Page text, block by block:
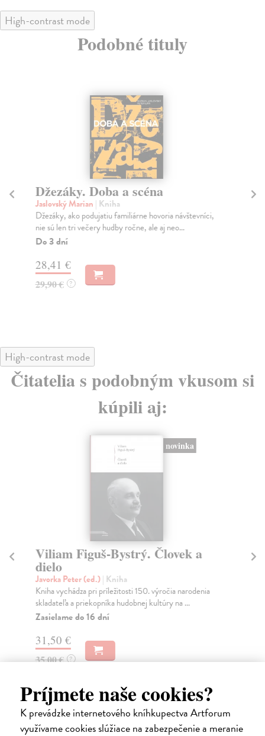
Príjmete naše cookies?
K prevádzke internetového kníhkupectva Artforum
využívame cookies slúžiace na zabezpečenie a meranie
High-contrast mode
Podobné tituly
Džezáky. Doba a scéna
Jaslovský Marian | Kniha
Džezáky, ako podujatiu familiárne hovoria návštevníci,
nie sú len tri večery hudby ročne, ale aj neo...
Do 3 dní
28,41 €
29,90 € ?
High-contrast mode
Čitatelia s podobným vkusom si
kúpili aj:
novinka
Viliam Figuš-Bystrý. Človek a
dielo
Javorka Peter (ed.)| Kniha
Kniha vychádza pri príležitosti 150. výročia narodenia
skladateľa a priekopníka hudobnej kultúry na ...
Zasielame do 16 dní
31,50 €
35,00 € ?
I.
Ďalšie z kategórie hudba,